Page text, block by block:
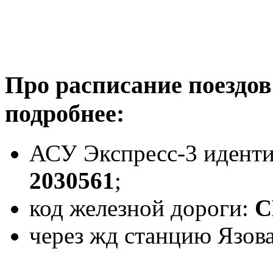
Про расписание
подробнее:
АСУ Экспресс-3
2030561;
код железной дороги:
через жд станцию